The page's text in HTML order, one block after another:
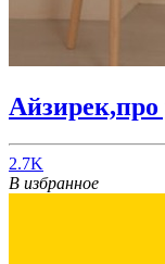
2.7K
В избранное